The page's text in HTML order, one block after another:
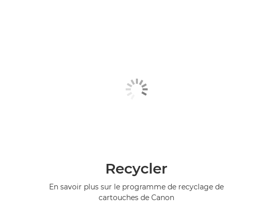
Recycler
En savoir plus sur le programme de recyclage de
cartouches de Canon